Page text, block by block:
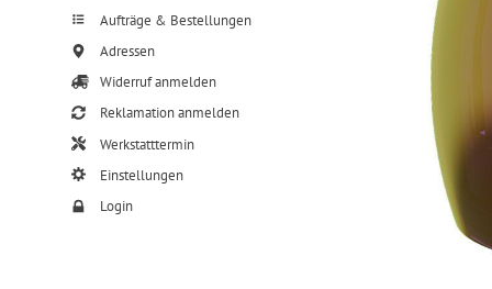
Aufträge & Bestellungen
Adressen
Widerruf anmelden
Reklamation anmelden
Werkstatttermin
Einstellungen
Login